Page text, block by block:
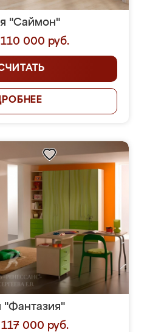
"Саймон"
000 руб.
"Фантазия"
000 руб.